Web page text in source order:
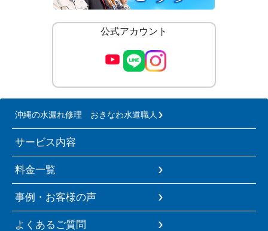
公式アカウント
沖縄の水漏れ修理 おきなわ水道職人
サービス内容
料金一覧
事例・お客様の声
よくあるご質問